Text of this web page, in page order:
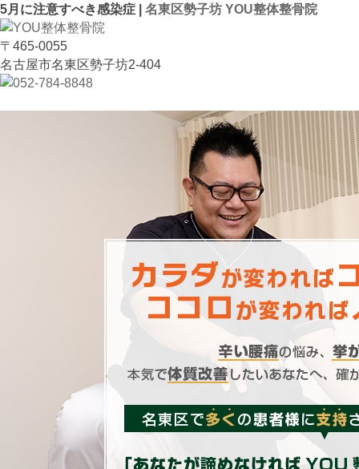
5月に注意すべき感染症 | 名東区勢子坊 YOU整体整骨院
〒465-0055
名古屋市名東区勢子坊2-404